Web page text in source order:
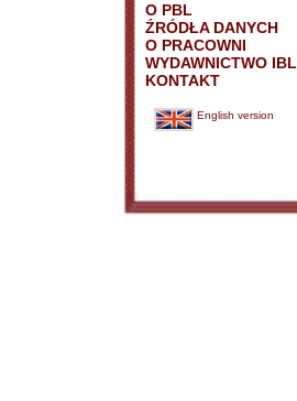
O PBL
ŹRÓDŁA DANYCH
O PRACOWNI
WYDAWNICTWO IBL
KONTAKT
English version